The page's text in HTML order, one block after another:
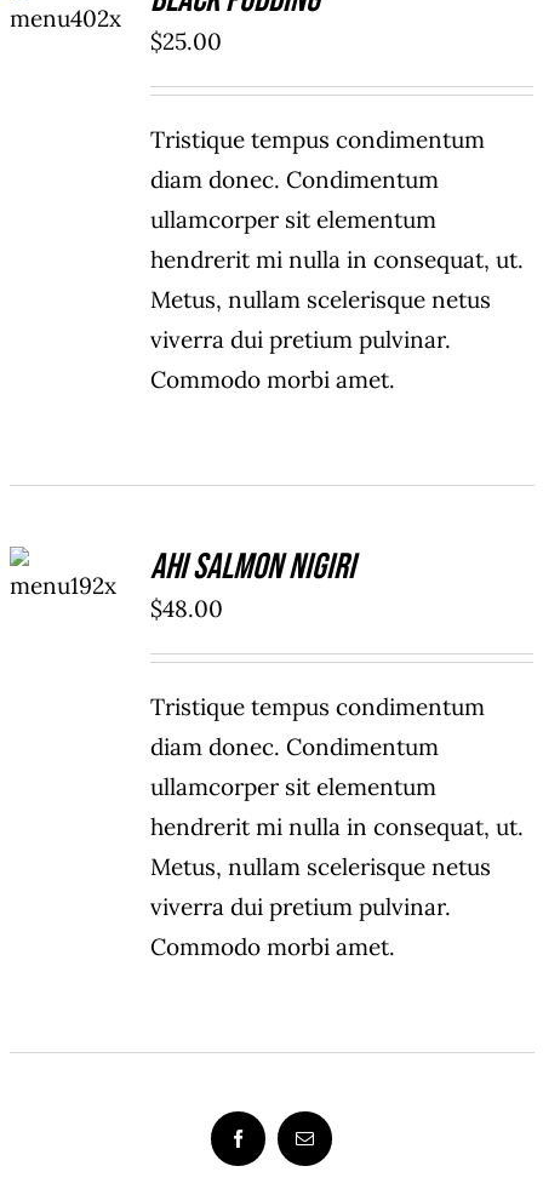
CART
/
$25.00
Tristique tempus condimentum
diam donec. Condimentum
ullamcorper sit elementum
hendrerit mi nulla in consequat, ut.
Metus, nullam scelerisque netus
viverra dui pretium pulvinar.
Commodo morbi amet.
CART
/
Ahi Salmon Nigiri
$48.00
Tristique tempus condimentum
diam donec. Condimentum
ullamcorper sit elementum
hendrerit mi nulla in consequat, ut.
Metus, nullam scelerisque netus
viverra dui pretium pulvinar.
Commodo morbi amet.